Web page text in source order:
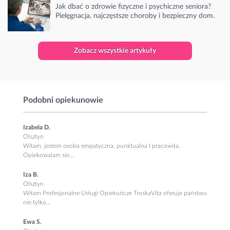
Jak dbać o zdrowie fizyczne i psychiczne seniora?
Pielęgnacja, najczęstsze choroby i bezpieczny dom.
Zobacz wszystkie artykuły
Podobni opiekunowie
Izabela D.
Olsztyn
Witam, jestem osoba empatyczna, punktualna I pracowita.
Opiekowalam sie...
Iza B.
Olsztyn
Witam Profesjonalne Usługi Opiekuńcze TroskaVita oferuje państwu
nie tylko...
Ewa S.